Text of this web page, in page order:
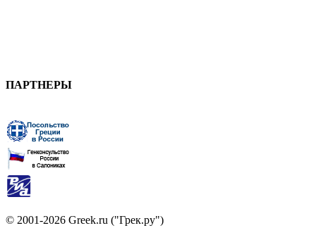
ПАРТНЕРЫ
© 2001-2026 Greek.ru ("Грек.ру")